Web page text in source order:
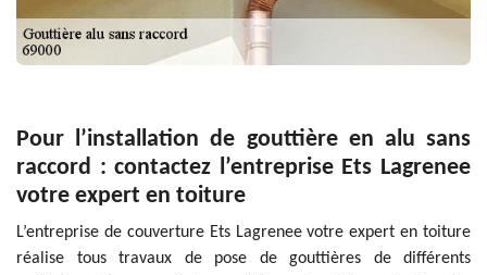
Pour l’installation de gouttière en alu sans
raccord : contactez l’entreprise Ets Lagrenee
votre expert en toiture
L’entreprise de couverture Ets Lagrenee votre expert en toiture
réalise tous travaux de pose de gouttières de différents